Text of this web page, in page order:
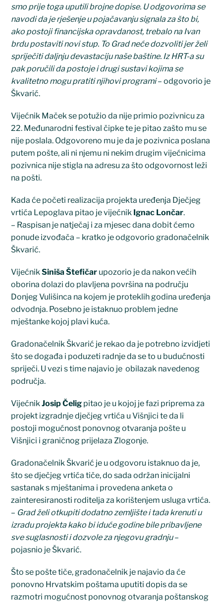
smo prije toga uputili brojne dopise. U odgovorima se
navodi da je rješenje u pojačavanju signala za što bi,
ako postoji financijska opravdanost, trebalo na Ivan
brdu postaviti novi stup. To Grad neće dozvoliti jer želi
spriječiti daljnju devastaciju naše baštine. Iz HRT-a su
pak poručili da postoje i drugi sustavi kojima se
kvalitetno mogu pratiti njihovi programi– odgovorio je
Škvarić.
Vijećnik Maček se potužio da nije primio pozivnicu za
22. Međunarodni festival čipke te je pitao zašto mu se
nije poslala. Odgovoreno mu je da je pozivnica poslana
putem pošte, ali ni njemu ni nekim drugim vijećnicima
pozivnica nije stigla na adresu za što odgovornost leži
na pošti.
Kada će početi realizacija projekta uređenja Dječjeg
vrtića Lepoglava pitao je vijećnik Ignac Lončar.
– Raspisan je natječaj i za mjesec dana dobit ćemo
ponude izvođača – kratko je odgovorio gradonačelnik
Škvarić.
VijećnikSiniša Štefičar upozorio je da nakon većih
oborina dolazi do plavljena površina na području
Donjeg Vulišinca na kojem je proteklih godina uređenja
odvodnja. Posebno je istaknuo problem jedne
mještanke kojoj plavi kuća.
Gradonačelnik Škvarić je rekao da je potrebno izvidjeti
što se događa i poduzeti radnje da se to u budućnosti
spriječi. U vezi s time najavio je obilazak navedenog
područja.
VijećnikJosip Čelig pitao je u kojoj je fazi priprema za
projekt izgradnje dječjeg vrtića u Višnjici te da li
postoji mogućnost ponovnog otvaranja pošte u
Višnjici i graničnog prijelaza Zlogonje.
Gradonačelnik Škvarić je u odgovoru istaknuo da je,
što se dječjeg vrtića tiče, do sada održan inicijalni
sastanak s mještanima i provedena anketa o
zainteresiranosti roditelja za korištenjem usluga vrtića.
– Grad želi otkupiti dodatno zemljište i tada krenuti u
izradu projekta kako bi iduće godine bile pribavljene
sve suglasnosti i dozvole za njegovu gradnju–
pojasnio je Škvarić.
Što se pošte tiče, gradonačelnik je najavio da će
ponovno Hrvatskim poštama uputiti dopis da se
razmotri mogućnost ponovnog otvaranja poštanskog